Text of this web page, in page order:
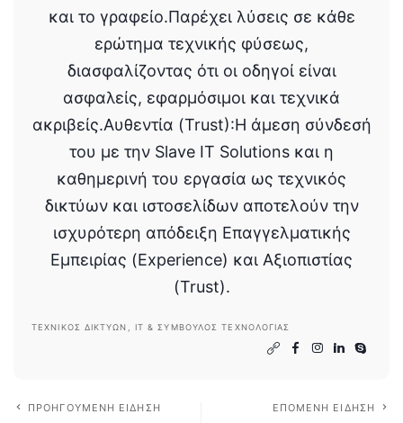
και το γραφείο.Παρέχει λύσεις σε κάθε
ερώτημα τεχνικής φύσεως,
διασφαλίζοντας ότι οι οδηγοί είναι
ασφαλείς, εφαρμόσιμοι και τεχνικά
ακριβείς.Αυθεντία (Trust):Η άμεση σύνδεσή
του με την Slave IT Solutions και η
καθημερινή του εργασία ως τεχνικός
δικτύων και ιστοσελίδων αποτελούν την
ισχυρότερη απόδειξη Επαγγελματικής
Εμπειρίας (Experience) και Αξιοπιστίας
(Trust).
ΤΕΧΝΙΚΌΣ ΔΙΚΤΎΩΝ, IT & ΣΎΜΒΟΥΛΟΣ ΤΕΧΝΟΛΟΓΊΑΣ
ΠΡΟΗΓΟΎΜΕΝΗ ΕΊΔΗΣΗ ΕΠΌΜΕΝΗ ΕΊΔΗΣΗ